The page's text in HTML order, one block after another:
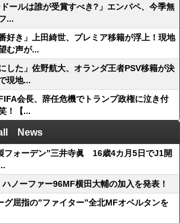
ールは誰が受賞すべき?」エンバペ、今季無
...
好き」上田綺世、プレミア移籍が浮上！現地
む声が...
した」佐野航大、オランダ王者PSV移籍が決
現地...
会長、辞任危機でトランプ政権に泣き付
！【...
News
ォーデン”三井寺眞 16歳4カ月5日でJ1開
ノーファー96MF横田大輔の加入を発表！
屈指の”ファイター”全北MFオベルタンを